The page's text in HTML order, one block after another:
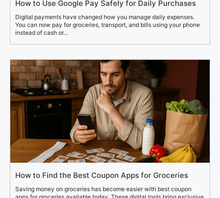
How to Use Google Pay Safely for Daily Purchases
Digital payments have changed how you manage daily expenses.
You can now pay for groceries, transport, and bills using your phone
instead of cash or...
How to Find the Best Coupon Apps for Groceries
Saving money on groceries has become easier with best coupon